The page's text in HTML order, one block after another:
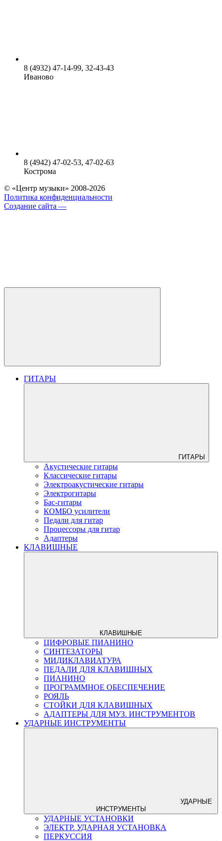
8 (4932) 47-14-99, 32-43-43
Иваново
8 (4942) 47-02-53, 47-02-63
Кострома
© «Центр музыки» 2008-2026
Политика конфиденциальности
Создание сайта —
ГИТАРЫ
ГИТАРЫ
Акустические гитары
Классические гитары
Электроакустические гитары
Электрогитары
Бас-гитары
КОМБО усилители
Педали для гитар
Процессоры для гитар
Адаптеры
КЛАВИШНЫЕ
КЛАВИШНЫЕ
ЦИФРОВЫЕ ПИАНИНО
СИНТЕЗАТОРЫ
МИДИКЛАВИАТУРА
ПЕДАЛИ ДЛЯ КЛАВИШНЫХ
ПИАНИНО
ПРОГРАММНОЕ ОБЕСПЕЧЕНИЕ
РОЯЛЬ
СТОЙКИ ДЛЯ КЛАВИШНЫХ
АДАПТЕРЫ ДЛЯ МУЗ. ИНСТРУМЕНТОВ
УДАРНЫЕ ИНСТРУМЕНТЫ
УДАРНЫЕ
ИНСТРУМЕНТЫ
УДАРНЫЕ УСТАНОВКИ
ЭЛЕКТР. УДАРНАЯ УСТАНОВКА
ПЕРКУССИЯ